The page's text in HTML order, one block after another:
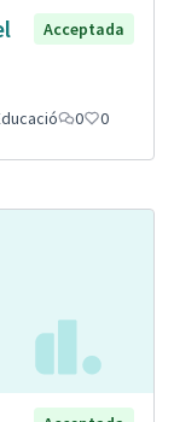
Acceptada
0 0